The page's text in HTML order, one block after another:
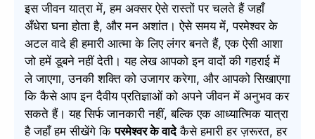
इस जीवन यात्रा में, हम अक्सर ऐसे रास्तों पर चलते हैं जहाँ
अँधेरा घना होता है, और मन अशांत। ऐसे समय में, परमेश्वर के
अटल वादे ही हमारी आत्मा के लिए लंगर बनते हैं, एक ऐसी आशा
जो हमें डूबने नहीं देती। यह लेख आपको इन वादों की गहराई में
ले जाएगा, उनकी शक्ति को उजागर करेगा, और आपको सिखाएगा
कि कैसे आप इन दैवीय प्रतिज्ञाओं को अपने जीवन में अनुभव कर
सकते हैं। यह सिर्फ जानकारी नहीं, बल्कि एक आध्यात्मिक यात्रा
है जहाँ हम सीखेंगे किपरमेश्वर के वादेकैसे हमारी हर ज़रूरत, हर